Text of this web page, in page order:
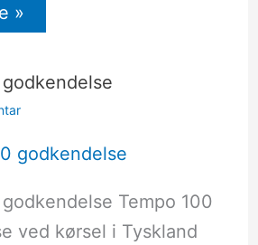
»
Tempo 100
ved kørsel i Tyskland